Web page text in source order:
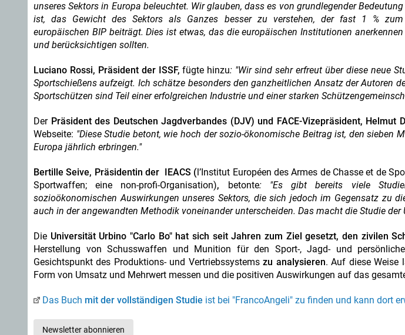
unseres Sektors in Europa beleuchtet. Wir glauben, dass es von grundlegender Bedeutung
ist, das Gewicht des Sektors als Ganzes besser zu verstehen, der fast 1 % zum
europäischen BIP beiträgt. Dies ist etwas, das die europäischen Institutionen anerkennen
und berücksichtigen sollten.
Luciano Rossi, Präsident der ISSF, fügte hinzu: "Wir sind sehr erfreut über diese neue
Sportschießens aufzeigt. Ich schätze besonders den ganzheitlichen Ansatz der Autoren
Sportschützen sind Teil einer erfolgreichen Industrie und einer starken
Der Präsident des Deutschen Jagdverbandes (DJV) und FACE-Vizepräsident, Helmut
Webseite: "Diese Studie betont, wie hoch der sozio-ökonomische Beitrag ist, den sieben
Europa jährlich erbringen."
Bertille Seive, Präsidentin der IEACS (l’Institut Européen des Armes de Chasse et de
Sportwaffen; eine non-profi-Organisation), betonte: "Es gibt bereits viele
sozioökonomischen Auswirkungen unseres Sektors, die sich jedoch im Gegensatz zu
auch in der angewandten Methodik voneinander unterscheiden. Das macht die Studie
Die Universität Urbino "Carlo Bo" hat sich seit Jahren zum Ziel gesetzt, den zivilen
Herstellung von Schusswaffen und Munition für den Sport-, Jagd- und
Gesichtspunkt des Produktions- und Vertriebssystemszu analysieren. Auf diese Weise
Form von Umsatz und Mehrwert messen und die positiven Auswirkungen auf das
Das Buch mit der vollständigen Studie ist bei "FrancoAngeli" zu finden und kann dort
Newsletter abonnieren